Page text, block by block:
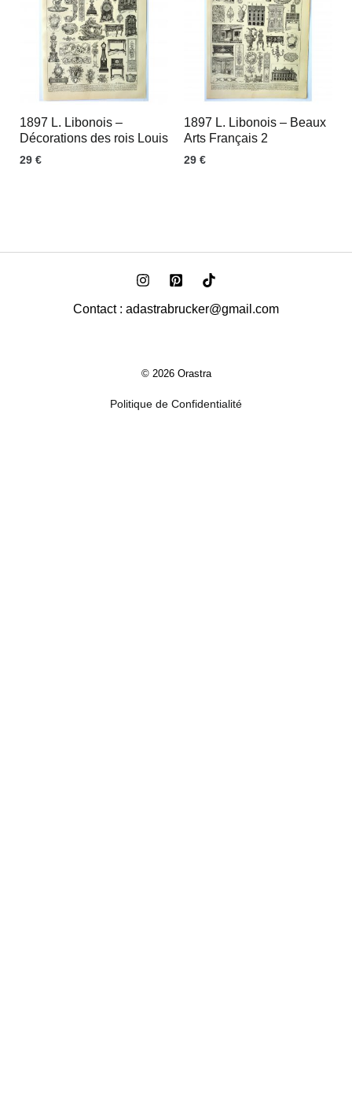
1897 L. Libonois –
Décorations des rois Louis
29 €
1897 L. Libonois – Beaux
Arts Français 2
29 €
Contact : adastrabrucker@gmail.com
© 2026 Orastra
Politique de Confidentialité